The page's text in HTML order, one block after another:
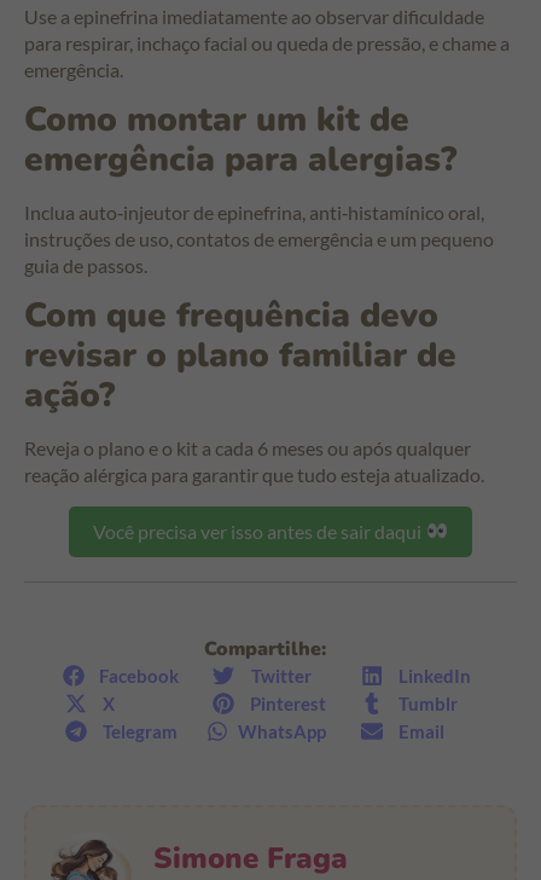
Use a epinefrina imediatamente ao observar dificuldade
para respirar, inchaço facial ou queda de pressão, e chame a
emergência.
Como montar um kit de
emergência para alergias?
Inclua auto‑injeutor de epinefrina, anti‑histamínico oral,
instruções de uso, contatos de emergência e um pequeno
guia de passos.
Com que frequência devo
revisar o plano familiar de
ação?
Reveja o plano e o kit a cada 6 meses ou após qualquer
reação alérgica para garantir que tudo esteja atualizado.
Você precisa ver isso antes de sair daqui
Compartilhe:
Facebook Twitter
LinkedIn
X
Pinterest
Tumblr
Telegram
WhatsApp Email
Simone Fraga